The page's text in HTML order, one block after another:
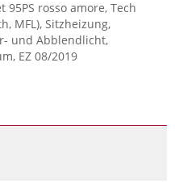
95PS rosso amore, Tech
MFL), Sitzheizung,
und Abblendlicht,
EZ 08/2019